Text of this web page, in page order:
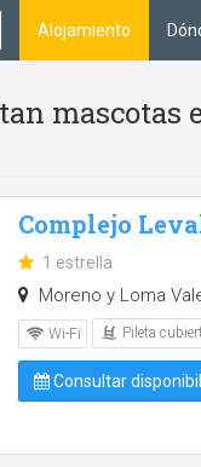
Alojamiento
mascotas
Complejo
1 estrella
Moreno y Loma
Wi-Fi Pileta
Consultar